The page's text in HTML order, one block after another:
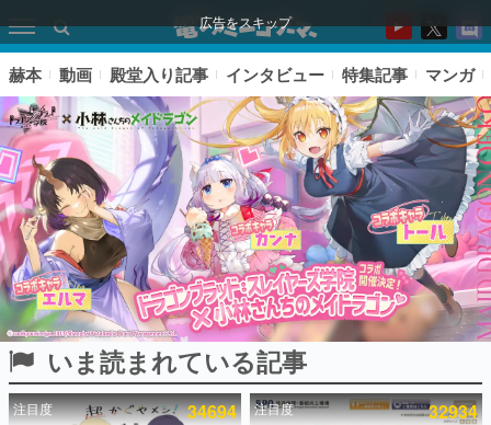
広告をスキップ
ピックアップ
赫本 動画 殿堂入り記事 インタビュー 特集記事 マンガ
いま読まれている記事
注目度 34694 注目度 32934